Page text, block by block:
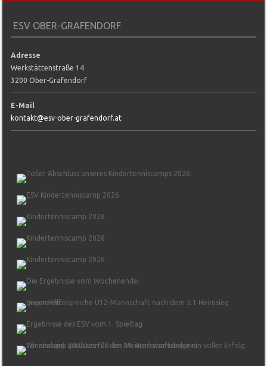
ESV OBER-GRAFENDORF
Adresse
Werkstättenstraße 14
3200 Ober-Grafendorf
E-Mail
kontakt@esv-ober-grafendorf.at